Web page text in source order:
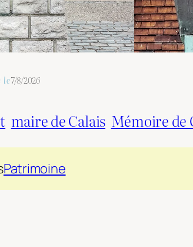
le7/8/2026
maire de Calais Mémoire de
Patrimoine